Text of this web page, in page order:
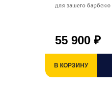
для вашего барбекю
55 900 ₽
В КОРЗИНУ